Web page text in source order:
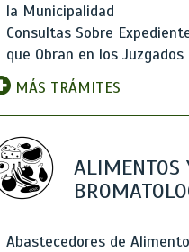
la Municipalidad
Consultas Sobre
que Obran en los Juzgados
MÁS TRÁMITES
ALIMENTOS
Abastecedores de